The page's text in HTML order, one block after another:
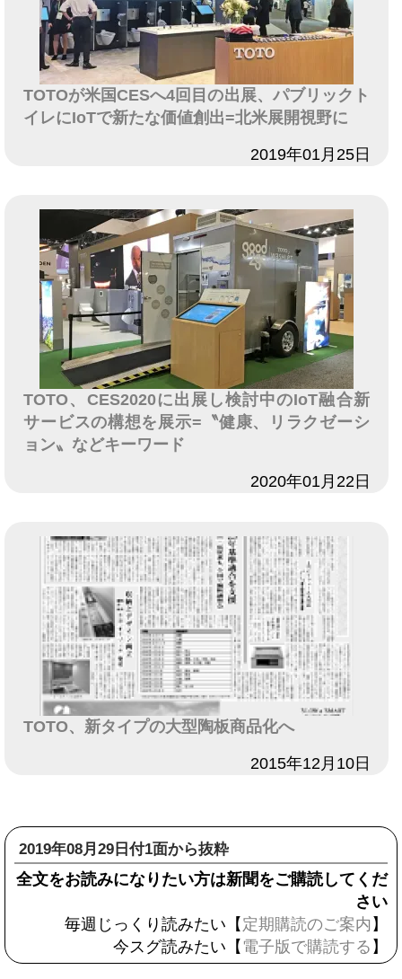
TOTOが米国CESへ4回目の出展、パブリックト
イレにIoTで新たな価値創出=北米展開視野に
2019年01月25日
TOTO、CES2020に出展し検討中のIoT融合新
サービスの構想を展示=〝健康、リラクゼーシ
ョン〟などキーワード
2020年01月22日
TOTO、新タイプの大型陶板商品化へ
2015年12月10日
2019年08月29日付1面から抜粋
全文をお読みになりたい方は新聞をご購読してくだ
さい
毎週じっくり読みたい【 定期購読のご案内 】
今スグ読みたい【 電子版で購読する 】